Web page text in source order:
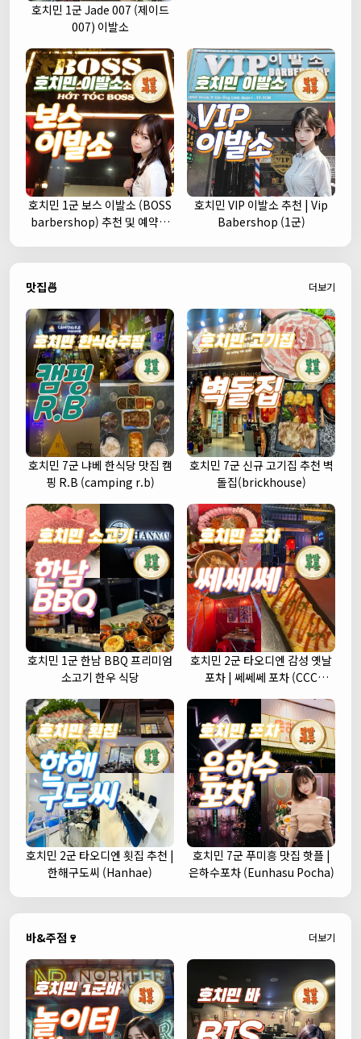
호치민 1군 Jade 007 (제이드
007) 이발소
호치민 1군 보스 이발소 (BOSS
barbershop) 추천 및 예약안
호치민 VIP 이발소 추천 | Vip
Babershop (1군)
맛집🍜 더보기
호치민 7군 냐베 한식당 맛집 캠
핑 R.B (camping r.b)
호치민 7군 신규 고기집 추천 벽
돌집(brickhouse)
호치민 1군 한남 BBQ 프리미엄
소고기 한우 식당
호치민 2군 타오디엔 감성 옛날
포차 | 쎄쎄쎄 포차 (CCC
호치민 2군 타오디엔 횟집 추천 |
한해구도씨 (Hanhae)
호치민 7군 푸미흥 맛집 핫플 |
은하수포차 (Eunhasu Pocha)
바&주점🍷 더보기